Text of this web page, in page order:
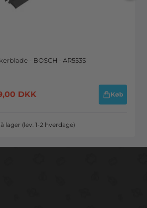
- BOSCH - AR553S
DKK Køb
lager (lev. 1-2 hverdage)